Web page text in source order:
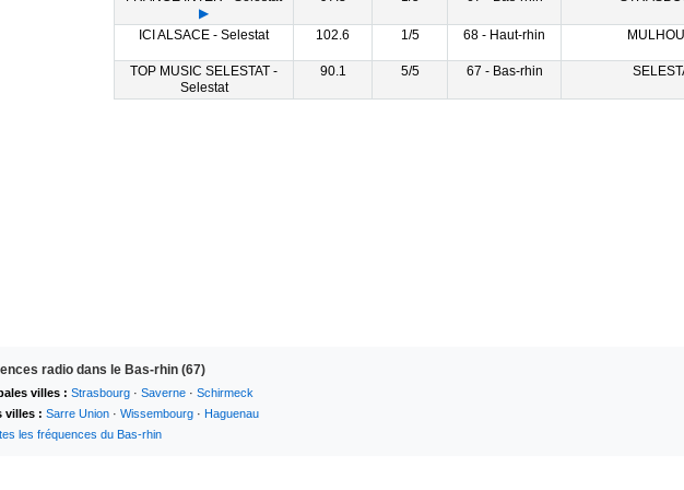
▶
ICI ALSACE - Selestat 102.6 1/5 68 - Haut-rhin
TOP MUSIC SELESTAT -
Selestat
90.1 5/5 67 - Bas-rhin
radio dans le Bas-rhin (67)
villes : Strasbourg · Saverne · Schirmeck
villes : Sarre Union · Wissembourg · Haguenau
les fréquences du Bas-rhin